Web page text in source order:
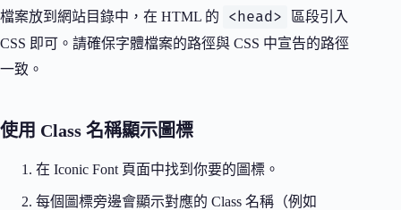
檔案放到網站目錄中，在 HTML 的
<head>
區段引入
CSS 即可。請確保字體檔案的路徑與 CSS 中宣告的路徑
一致。
使用 Class 名稱顯示圖標
在 Iconic Font 頁面中找到你要的圖標。
每個圖標旁邊會顯示對應的 Class 名稱（例如